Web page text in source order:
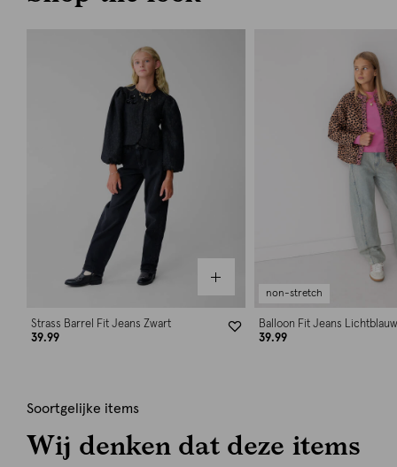
Strass Barrel Fit Jeans Zwart
39.99
non-stretch
Balloon Fit Jeans Lichtblauw
39.99
Soortgelijke items
Wij denken dat deze items